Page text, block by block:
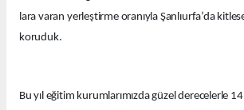
lara varan yerleştirme oranıyla Şanlıurfa’da
koruduk.
Bu yıl eğitim kurumlarımızda güzel derecelerle